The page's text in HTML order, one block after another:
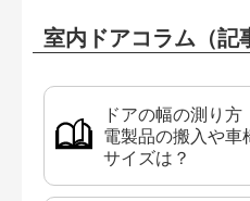
室内ドアコラム（記
ドアの幅の測り
電製品の搬入や車
サイズは？